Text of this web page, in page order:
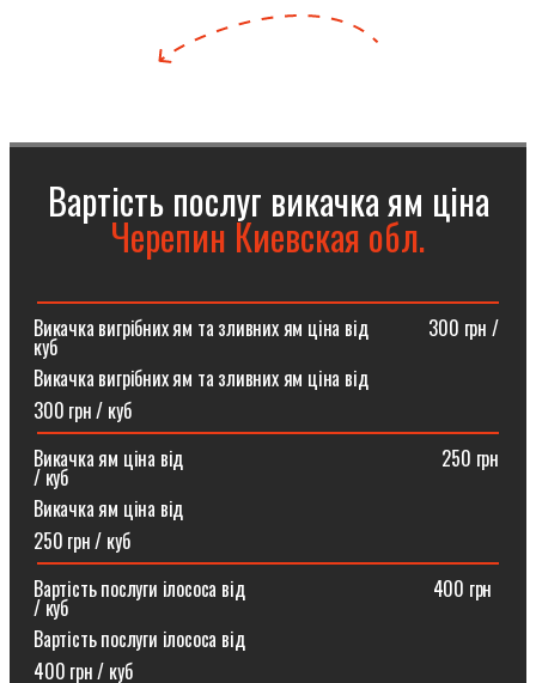
Вартість послуг викачка ям ціна
Черепин Киевская обл.
Викачка вигрібних ям та зливних ям ціна від ⠀⠀⠀⠀300 грн /
куб
Викачка вигрібних ям та зливних ям ціна від
300 грн / куб
Викачка ям ціна від ⠀⠀⠀⠀⠀⠀⠀⠀⠀⠀⠀⠀⠀⠀⠀⠀⠀⠀250 грн
/ куб
Викачка ям ціна від
250 грн / куб
Вартість послуги ілососа від ⠀⠀⠀⠀⠀⠀⠀⠀⠀⠀⠀⠀⠀400 грн
/ куб
Вартість послуги ілососа від
400 грн / куб